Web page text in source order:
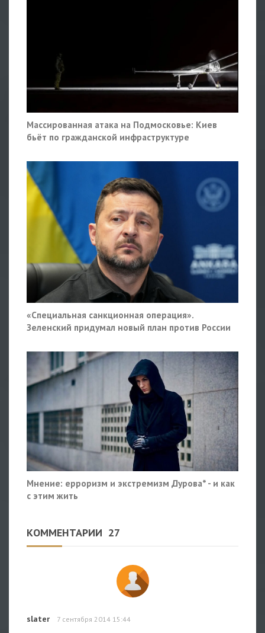
Массированная атака на Подмосковье: Киев
бьёт по гражданской инфраструктуре
«Специальная санкционная операция».
Зеленский придумал новый план против России
Мнение: ерроризм и экстремизм Дурова* - и как
с этим жить
КОММЕНТАРИИ 27
slater 7 сентября 2014 15:44